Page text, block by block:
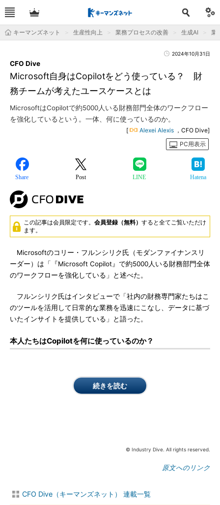
キーマンズネット 生産性向上 業務プロセスの改善 生成AI 業
2024年10月31日
Microsoft自身はCopilotをどう使っている？ 財
務チームが考えたユースケースとは
CFO Dive
MicrosoftはCopilotで約5000人いる財務部門全体のワークフロー
を強化しているという。一体、何に使っているのか。
[ Alexei Alexis ，CFO Dive]
PC用表示
Share Post LINE Hatena
この記事は会員限定です。 会員登録（無料） すると全てご覧いただけ
ます。
Microsoftのコリー・フルンシリク氏（モダンファイナンスリ
ーダー）は「『Microsoft Copilot』で約5000人いる財務部門全体
のワークフローを強化している」と述べた。
フルンシリク氏はインタビューで「社内の財務専門家たちはこ
のツールを活用して日常的な業務を迅速にこなし、データに基づ
いたインサイトを提供している」と語った。
本人たちはCopilotを何に使っているのか？
続きを読む
© Industry Dive. All rights reserved.
原文へのリンク
CFO Dive（キーマンズネット） 連載一覧